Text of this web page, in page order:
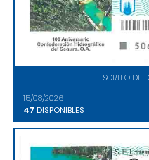
SORTEO DE
15/08/2026
47 DISPONIBLES